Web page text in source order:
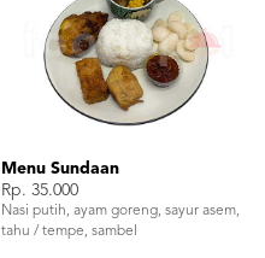
Menu Sundaan
Rp. 35.000
Nasi putih, ayam goreng, sayur asem,
tahu / tempe, sambel